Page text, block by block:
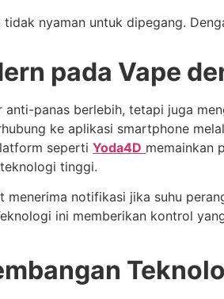
nyaman untuk dipegang.
pada Vape
panas berlebih, tetapi juga
ke aplikasi smartphone
seperti Yoda4D memainkan
tinggi.
menerima notifikasi jika suhu
ini memberikan kontrol